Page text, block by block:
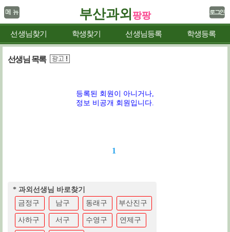
부산과외 팡팡
선생님찾기 학생찾기 선생님등록 학생등록
선생님 목록
등록된 회원이 아니거나,
정보 비공개 회원입니다.
1
* 과외선생님 바로찾기
금정구
남구 동래구 부산진구
사하구 서구 수영구 연제구